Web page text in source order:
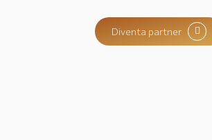
Diventa partner